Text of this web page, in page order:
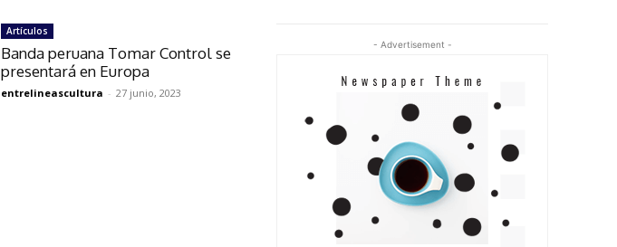
Artículos
Banda peruana Tomar Control se
presentará en Europa
entrelineascultura - 27 junio, 2023
- Advertisement -